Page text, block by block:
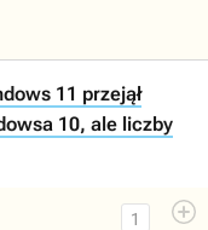
11 przejął
10, ale liczby
1